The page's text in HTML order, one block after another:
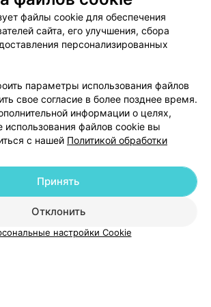
из Гродно.Обратились и
После 3 консультаций с
боли, как нам это не казалось
Очень довольны работой
Выражаем благодарность.
Добавить компанию
файлы cookie для обеспечения
сайта, его улучшения, сбора
персонализированных
параметры использования файлов
свое согласие в более позднее время.
информации о целях,
использования файлов cookie вы
с нашей Политикой обработки
Отклонить
Принять
настройки Cookie